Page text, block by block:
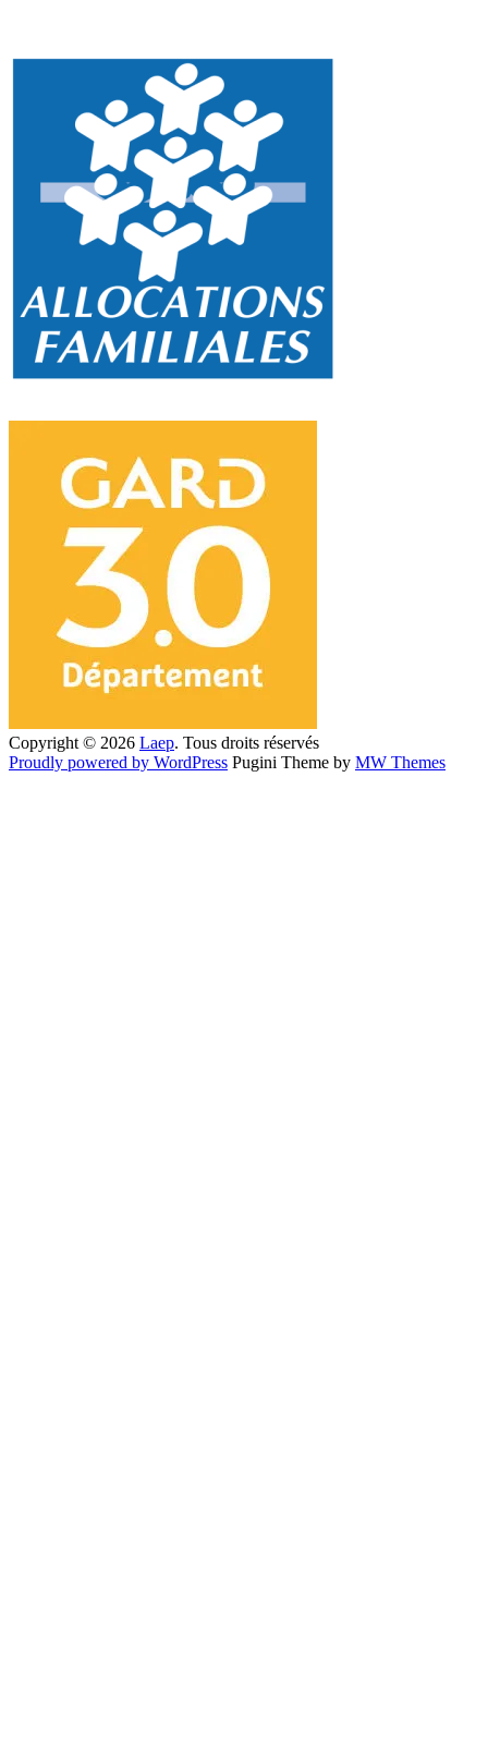
Copyright © 2026 Laep. Tous droits réservés
Proudly powered by WordPress Pugini Theme by MW Themes